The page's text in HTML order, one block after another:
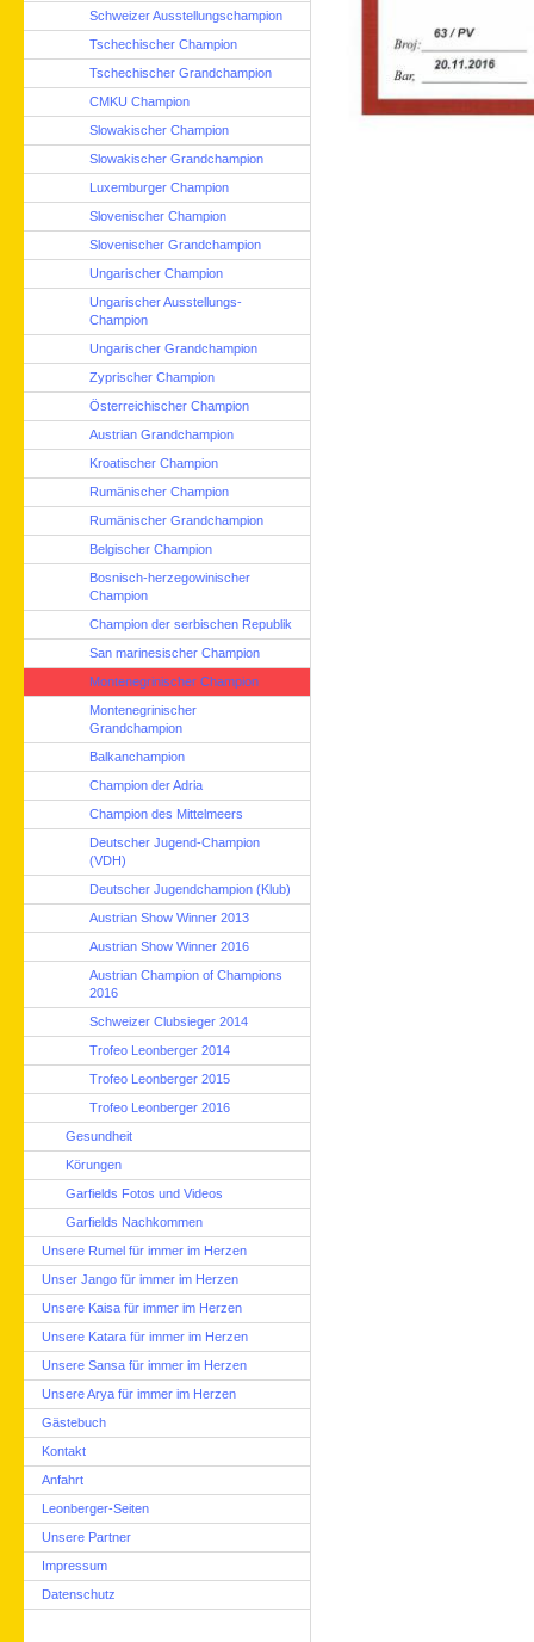
Schweizer Ausstellungschampion
Tschechischer Champion
Tschechischer Grandchampion
CMKU Champion
Slowakischer Champion
Slowakischer Grandchampion
Luxemburger Champion
Slovenischer Champion
Slovenischer Grandchampion
Ungarischer Champion
Ungarischer Ausstellungs-
Champion
Ungarischer Grandchampion
Zyprischer Champion
Österreichischer Champion
Austrian Grandchampion
Kroatischer Champion
Rumänischer Champion
Rumänischer Grandchampion
Belgischer Champion
Bosnisch-herzegowinischer
Champion
Champion der serbischen Republik
San marinesischer Champion
Montenegrinischer Champion
Montenegrinischer
Grandchampion
Balkanchampion
Champion der Adria
Champion des Mittelmeers
Deutscher Jugend-Champion
(VDH)
Deutscher Jugendchampion (Klub)
Austrian Show Winner 2013
Austrian Show Winner 2016
Austrian Champion of Champions
2016
Schweizer Clubsieger 2014
Trofeo Leonberger 2014
Trofeo Leonberger 2015
Trofeo Leonberger 2016
Gesundheit
Körungen
Garfields Fotos und Videos
Garfields Nachkommen
Unsere Rumel für immer im Herzen
Unser Jango für immer im Herzen
Unsere Kaisa für immer im Herzen
Unsere Katara für immer im Herzen
Unsere Sansa für immer im Herzen
Unsere Arya für immer im Herzen
Gästebuch
Kontakt
Anfahrt
Leonberger-Seiten
Unsere Partner
Impressum
Datenschutz